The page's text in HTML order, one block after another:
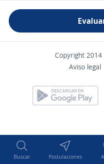
Buscar Postulaciones
Copyright 2014
Aviso legal